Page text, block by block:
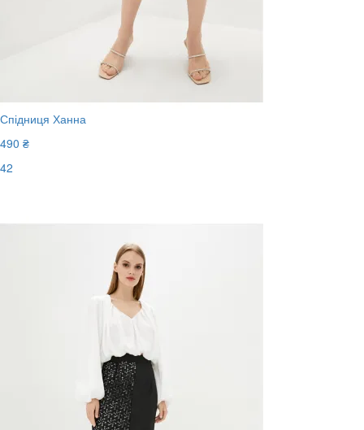
Спідниця Ханна
490 ₴
42